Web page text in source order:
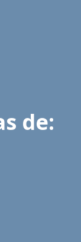
de: